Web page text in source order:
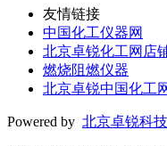
友情链接
中国化工仪器网
北京卓锐化工网店
燃烧阻燃仪器
北京卓锐中国化工
Powered by 北京卓锐科技